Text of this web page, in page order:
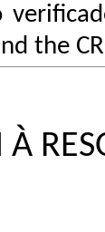
the
À